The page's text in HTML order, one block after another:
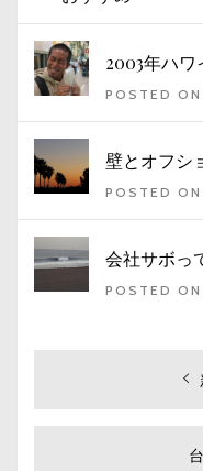
2003年ハ
POSTED
壁とオフシ
POSTED
会社サボっ
POSTED
次